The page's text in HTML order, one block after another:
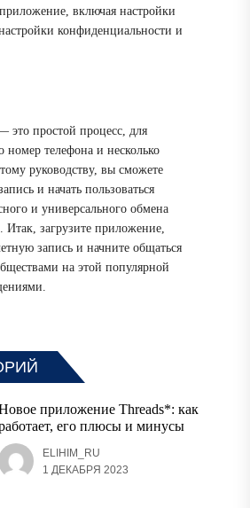
включая настройки
конфиденциальности и
это простой процесс, для
номер телефона и несколько
руководству, вы сможете
и начать пользоваться
и универсального обмена
загрузите приложение,
запись и начните общаться
на этой популярной
приложение Threads*: как
его плюсы и минусы
ELIHIM_RU
1 ДЕКАБРЯ 2023